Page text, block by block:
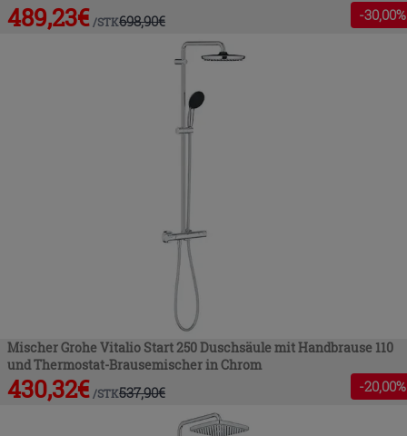
489,23€ /STK698,90€ -30,00%
Mischer Grohe Vitalio Start 250 Duschsäule mit Handbrause 110
und Thermostat-Brausemischer in Chrom
430,32€ /STK537,90€ -20,00%